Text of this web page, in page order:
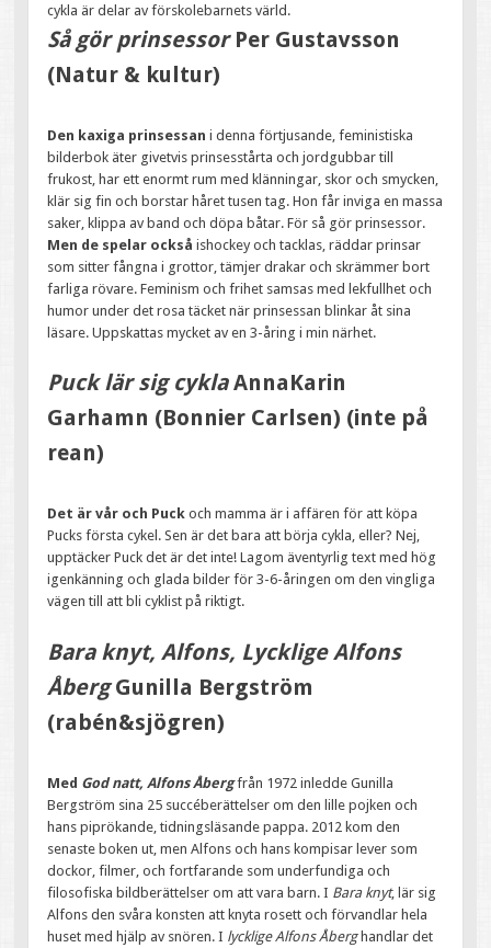
cykla är delar av förskolebarnets värld.
Så gör prinsessorPer Gustavsson
(Natur & kultur)
Den kaxiga prinsessan i denna förtjusande, feministiska
bilderbok äter givetvis prinsesstårta och jordgubbar till
frukost, har ett enormt rum med klänningar, skor och smycken,
klär sig fin och borstar håret tusen tag. Hon får inviga en massa
saker, klippa av band och döpa båtar. För så gör prinsessor.
Men de spelar ocksåishockey och tacklas, räddar prinsar
som sitter fångna i grottor, tämjer drakar och skrämmer bort
farliga rövare. Feminism och frihet samsas med lekfullhet och
humor under det rosa täcket när prinsessan blinkar åt sina
läsare. Uppskattas mycket av en 3-åring i min närhet.
Puck lär sig cyklaAnnaKarin
Garhamn (Bonnier Carlsen) (inte på
rean)
Det är vår och Puck och mamma är i affären för att köpa
Pucks första cykel. Sen är det bara att börja cykla, eller? Nej,
upptäcker Puck det är det inte! Lagom äventyrlig text med hög
igenkänning och glada bilder för 3-6-åringen om den vingliga
vägen till att bli cyklist på riktigt.
Bara knyt, Alfons, Lycklige Alfons
ÅbergGunilla Bergström
(rabén&sjögren)
Med God natt, Alfons Åbergfrån 1972 inledde Gunilla
Bergström sina 25 succéberättelser om den lille pojken och
hans piprökande, tidningsläsande pappa. 2012 kom den
senaste boken ut, men Alfons och hans kompisar lever som
dockor, filmer, och fortfarande som underfundiga och
filosofiska bildberättelser om att vara barn. I Bara knyt, lär sig
Alfons den svåra konsten att knyta rosett och förvandlar hela
huset med hjälp av snören. I lycklige Alfons Åberghandlar det